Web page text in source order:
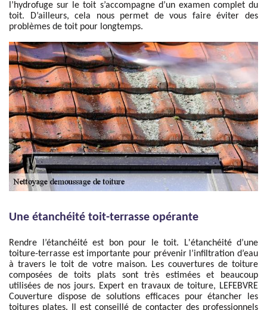
l’hydrofuge sur le toit s’accompagne d’un examen complet du
toit. D’ailleurs, cela nous permet de vous faire éviter des
problèmes de toit pour longtemps.
Une étanchéité toit-terrasse opérante
Rendre l’étanchéité est bon pour le toit. L'étanchéité d’une
toiture-terrasse est importante pour prévenir l’infiltration d’eau
à travers le toit de votre maison. Les couvertures de toiture
composées de toits plats sont très estimées et beaucoup
utilisées de nos jours. Expert en travaux de toiture, LEFEBVRE
Couverture dispose de solutions efficaces pour étancher les
toitures plates. Il est conseillé de contacter des professionnels